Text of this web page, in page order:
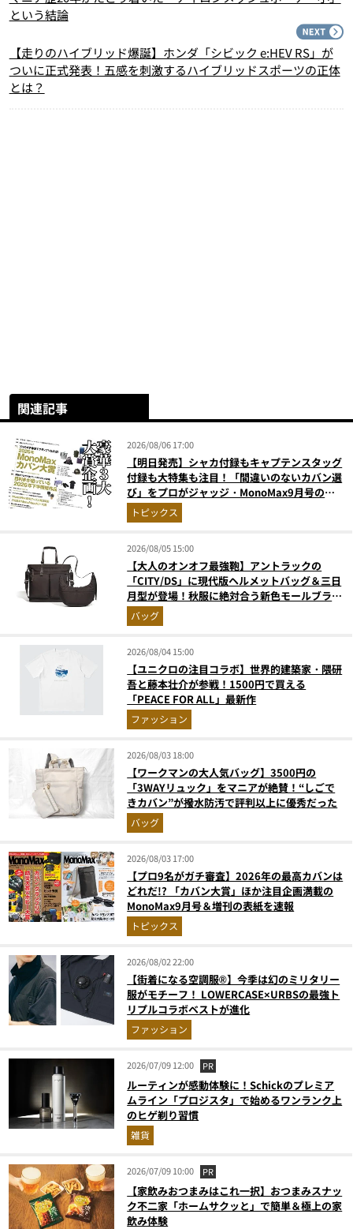
という結論
【走りのハイブリッド爆誕】ホンダ「シビック e:HEV RS」が
ついに正式発表！五感を刺激するハイブリッドスポーツの正体
とは？
関連記事
2026/08/06 17:00
【明日発売】シャカ付録もキャプテンスタッグ
付録も大特集も注目！「間違いのないカバン選
び」をプロがジャッジ・MonoMax9月号の目
次を公開
トピックス
2026/08/05 15:00
【大人のオンオフ最強鞄】アントラックの
「CITY/DS」に現代版ヘルメットバッグ＆三日
月型が登場！秋服に絶対合う新色モールブラウ
ンが傑作
バッグ
2026/08/04 15:00
【ユニクロの注目コラボ】世界的建築家・隈研
吾と藤本壮介が参戦！1500円で買える
「PEACE FOR ALL」最新作
ファッション
2026/08/03 18:00
【ワークマンの大人気バッグ】3500円の
「3WAYリュック」をマニアが絶賛！“しごで
きカバン”が撥水防汚で評判以上に優秀だった
バッグ
2026/08/03 17:00
【プロ9名がガチ審査】2026年の最高カバンは
どれだ!? 「カバン大賞」ほか注目企画満載の
MonoMax9月号＆増刊の表紙を速報
トピックス
2026/08/02 22:00
【街着になる空調服®】今季は幻のミリタリー
服がモチーフ！ LOWERCASE×URBSの最強ト
リプルコラボベストが進化
ファッション
2026/07/09 12:00 PR
ルーティンが感動体験に！Schickのプレミア
ムライン「プロジスタ」で始めるワンランク上
のヒゲ剃り習慣
雑貨
2026/07/09 10:00 PR
【家飲みおつまみはこれ一択】おつまみスナッ
ク不二家「ホームサクッと」で簡単＆極上の家
飲み体験